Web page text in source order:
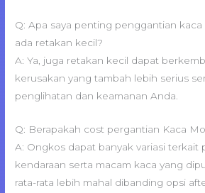
Q: Apa saya penting penggantian
ada retakan kecil?
A: Ya, juga retakan kecil dapat
kerusakan yang tambah lebih serius
penglihatan dan keamanan Anda.
Q: Berapakah cost pergantian Kaca
A: Ongkos dapat banyak variasi terkait
kendaraan serta macam kaca yang
rata-rata lebih mahal dibanding opsi